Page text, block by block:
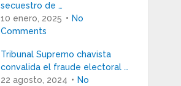
secuestro de …
10 enero, 2025
No
Comments
Tribunal Supremo chavista
convalida el fraude electoral …
22 agosto, 2024
No